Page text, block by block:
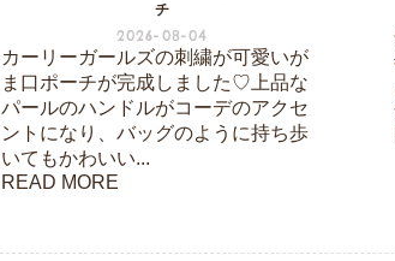
チ
2026-08-04
カーリーガールズの刺繍が可愛いが
ま口ポーチが完成しました♡上品な
パールのハンドルがコーデのアクセ
ントになり、バッグのように持ち歩
いてもかわいい...
READ MORE